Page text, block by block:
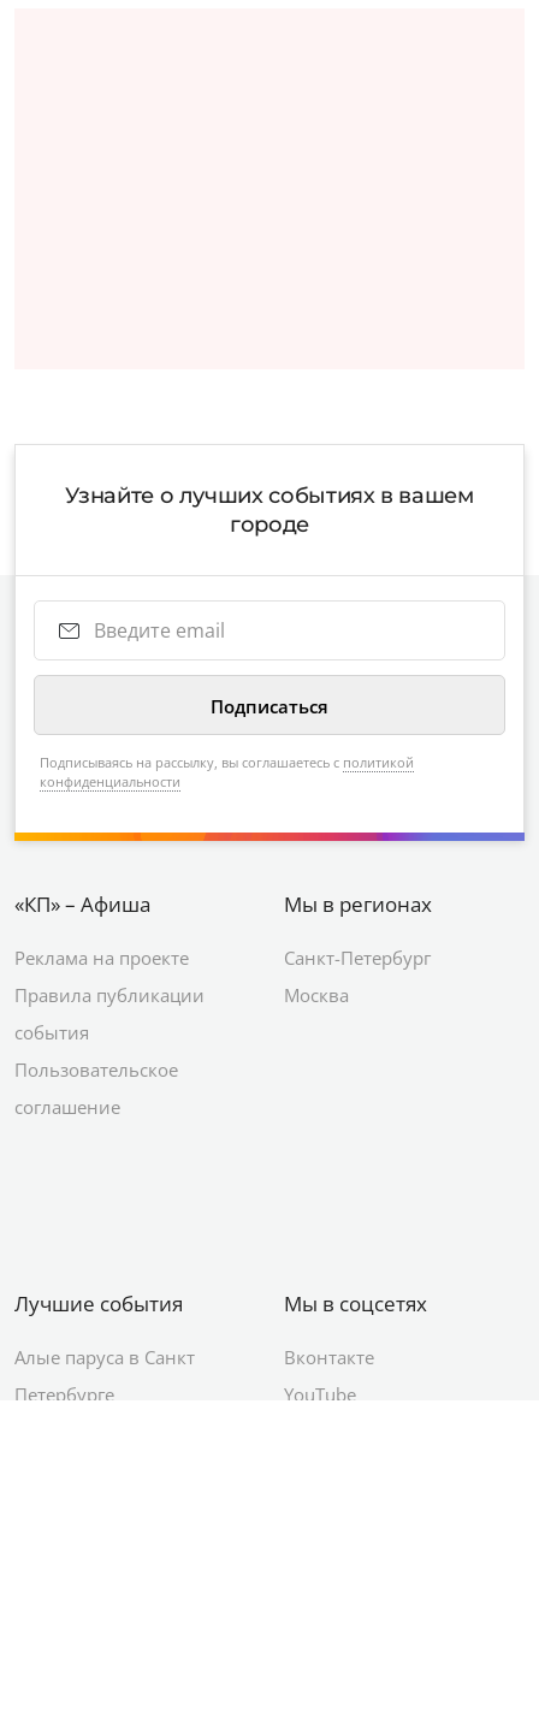
Узнайте о лучших событиях в вашем
городе
Подписываясь на рассылку, вы соглашаетесь с политикой
конфиденциальности
«КП» – Афиша
Реклама на проекте
Правила публикации
события
Пользовательское
соглашение
Мы в регионах
Санкт-Петербург
Москва
Лучшие события
Алые паруса в Санкт
Петербурге
Мы в соцсетях
Вконтакте
YouTube